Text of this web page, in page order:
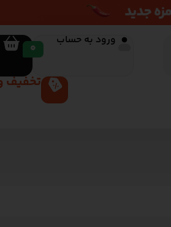
ورود به حساب
0
تخفیف